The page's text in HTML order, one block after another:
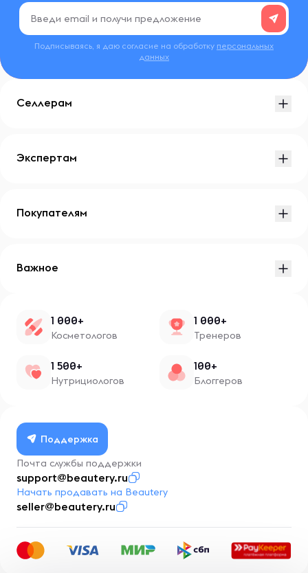
Подписываясь, я даю согласие на обработку персональных
данных
Селлерам
Экспертам
Покупателям
Важное
1 000+
Косметологов
1 000+
Тренеров
1 500+
Нутрициологов
100+
Блоггеров
Поддержка
Почта службы поддержки
support@beautery.ru
Начать продавать на Beautery
seller@beautery.ru